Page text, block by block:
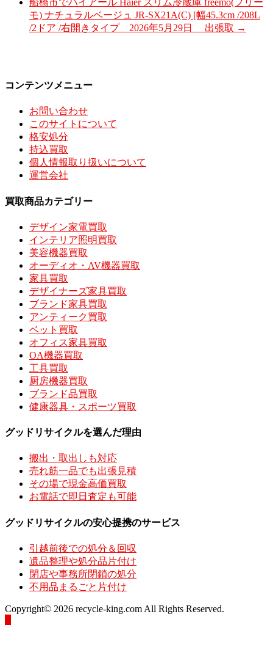
モ) ナチュラルベージュ JR-SX21A(C) [幅45.3cm /208L
/2ドア /右開きタイプ 2026年5月29日 出張取 →
コンテンツメニュー
お問い合わせ
このサイトについて
格安処分
持込買取
個人情報取り扱いについて
運営会社
買取商品カテゴリー
デザイン家電買取
インテリア照明買取
美容機器買取
オーディオ・AV機器買取
家具買取
デザイナーズ家具買取
ブランド家具買取
アンティーク買取
ベット買取
オフィス家具買取
OA機器買取
工具買取
厨房機器買取
ブランド品買取
健康器具・スポーツ買取
グッドリサイクルを選んだ理由
搬出・取出しも対応
売れ筋一品でも出張見積
その場で現金高価買取
お電話で即日査定も可能
グッドリサイクルの安心提携のサービス
引越前後での処分＆回収
遺品整理や処分品片付け
閉店や事務所閉鎖の処分
不用品まるごと片付け
Copyright© 2026 recycle-king.com All Rights Reserved.